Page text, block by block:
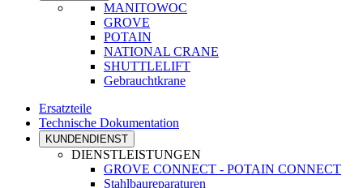
MANITOWOC
GROVE
POTAIN
NATIONAL CRANE
SHUTTLELIFT
Gebrauchtkrane
Ersatzteile
Technische Dokumentation
KUNDENDIENST
DIENSTLEISTUNGEN
GROVE CONNECT - POTAIN CONNECT
Stahlbaureparaturen